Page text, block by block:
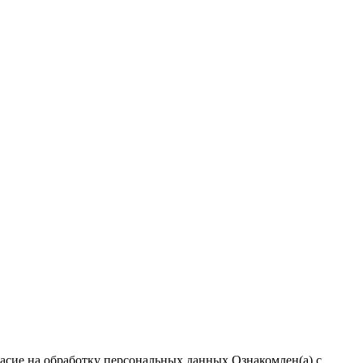
на обработку персональных данных Ознакомлен(а) с